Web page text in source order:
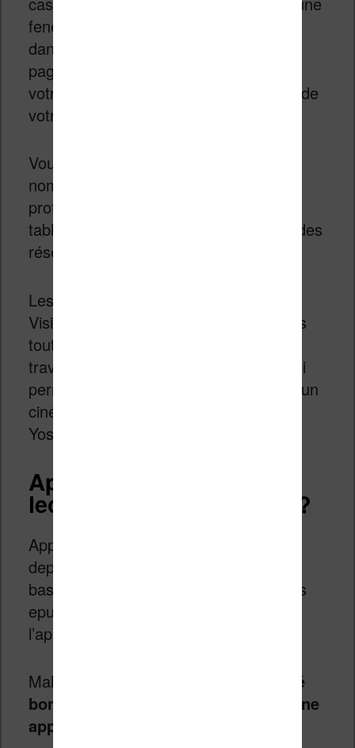
fenêtre de navigation Internet (Safari)
dans votre salon. Vous verrez alors la
page Internet « flotter » au-dessus de
votre table ou s’afficher contre un mur de
votre appartement.
Vous pouvez alors accéder à de
nombreuses applications : des outils
professionnels (traitement de texte,
tableur), du divertissement (vidéo) ou des
réseaux sociaux.
Les applications sont pensées pour le
Vision Pro et même si elles ne sont pas
toutes disponibles, Apple a effectué le
travail pour son application de vidéo qui
permet de regarder un film assis dans un
cinéma ou dans la campagne du parc
Yosemite.
Apple Vision Pro et la
lecture : est-ce possible ?
Apple propose un navigateur Internet
depuis le Vision Pro. Ce navigateur est
basé sur Safari qui peut lire des fichiers
epub mais en les transférant dans
l’application Apple Books (ex-iBooks).
Malheureusement,
Apple n’a pas jugé
bon de lancer son Vision Pro avec une
application Apple Books dédiée